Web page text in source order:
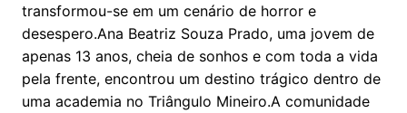
transformou-se em um cenário de horror e
desespero.Ana Beatriz Souza Prado, uma jovem de
apenas 13 anos, cheia de sonhos e com toda a vida
pela frente, encontrou um destino trágico dentro de
uma academia no Triângulo Mineiro.A comunidade